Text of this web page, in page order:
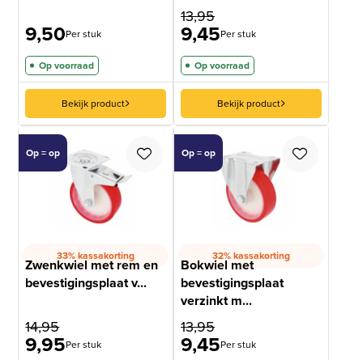
9,50Per stuk
Op voorraad
Bekijk product
13,95
9,45Per stuk
Op voorraad
Bekijk product
Op = op
33% kassakorting
Zwenkwiel met rem en
bevestigingsplaat v...
14,95
9,95Per stuk
Op = op
32% kassakorting
Bokwiel met
bevestigingsplaat
verzinkt m...
13,95
9,45Per stuk